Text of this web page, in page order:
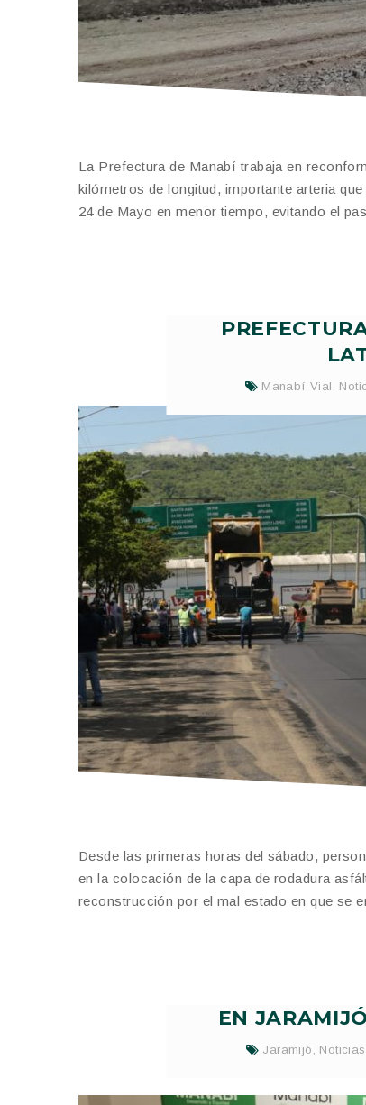
La Prefectura de Manabí trabaja en
kilómetros de longitud, importante arteria
24 de Mayo en menor tiempo, evitando el
Manabí Vial ,
Desde las primeras horas del sábado,
en la colocación de la capa de rodadura
reconstrucción por el mal estado en que se
EN
Jaramijó , Noticias